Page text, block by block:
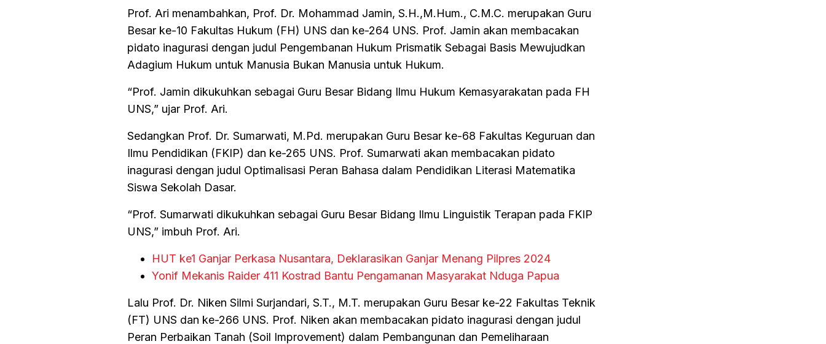
Prof. Ari menambahkan, Prof. Dr. Mohammad Jamin, S.H.,M.Hum., C.M.C. merupakan Guru
Besar ke-10 Fakultas Hukum (FH) UNS dan ke-264 UNS. Prof. Jamin akan membacakan
pidato inagurasi dengan judul Pengembanan Hukum Prismatik Sebagai Basis Mewujudkan
Adagium Hukum untuk Manusia Bukan Manusia untuk Hukum.
“Prof. Jamin dikukuhkan sebagai Guru Besar Bidang Ilmu Hukum Kemasyarakatan pada FH
UNS,” ujar Prof. Ari.
Sedangkan Prof. Dr. Sumarwati, M.Pd. merupakan Guru Besar ke-68 Fakultas Keguruan dan
Ilmu Pendidikan (FKIP) dan ke-265 UNS. Prof. Sumarwati akan membacakan pidato
inagurasi dengan judul Optimalisasi Peran Bahasa dalam Pendidikan Literasi Matematika
Siswa Sekolah Dasar.
“Prof. Sumarwati dikukuhkan sebagai Guru Besar Bidang Ilmu Linguistik Terapan pada FKIP
UNS,” imbuh Prof. Ari.
HUT ke1 Ganjar Perkasa Nusantara, Deklarasikan Ganjar Menang Pilpres 2024
Yonif Mekanis Raider 411 Kostrad Bantu Pengamanan Masyarakat Nduga Papua
Lalu Prof. Dr. Niken Silmi Surjandari, S.T., M.T. merupakan Guru Besar ke-22 Fakultas Teknik
(FT) UNS dan ke-266 UNS. Prof. Niken akan membacakan pidato inagurasi dengan judul
Peran Perbaikan Tanah (Soil Improvement) dalam Pembangunan dan Pemeliharaan